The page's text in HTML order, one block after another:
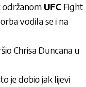
održanom UFC Fight
vodila se i na
Chrisa Duncana u
je dobio jak lijevi